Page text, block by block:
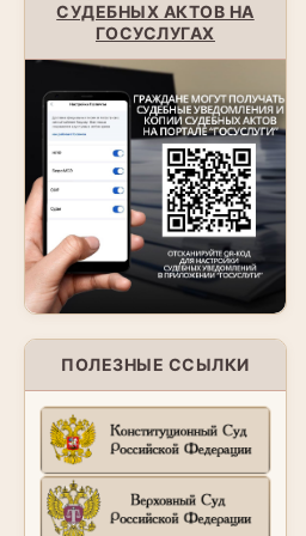
СУДЕБНЫХ АКТОВ НА
ГОСУСЛУГАХ
ПОЛЕЗНЫЕ ССЫЛКИ